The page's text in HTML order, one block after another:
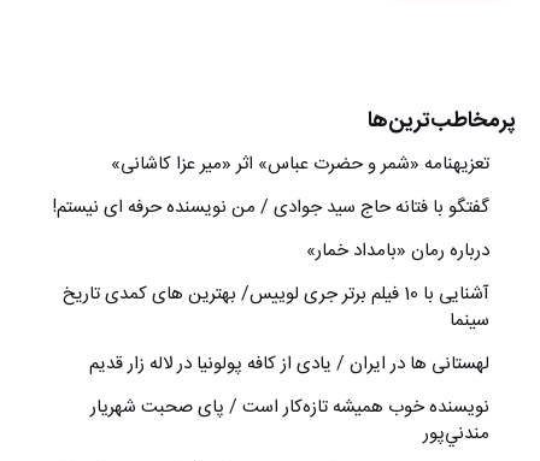
پرمخاطب‌ترین‌ها
تعزیه‎نامه‏ «شمر و حضرت عباس» اثر «میر عزا کاشانی»
گفتگو با فتانه حاج سید جوادی / من نویسنده حرفه ای نیستم!
درباره رمان «بامداد خمار»
آشنایی با 10 فیلم برتر جری لوییس/ بهترین های کمدی تاریخ
سینما
لهستانی ها در ایران / یادی از کافه پولونیا در لاله زار قدیم
نويسنده خوب هميشه تازه‌كار است / پای صحبت شهريار
مندني‌پور